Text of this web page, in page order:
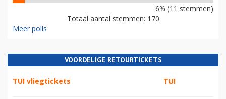
6% (11 stemmen)
Totaal aantal stemmen: 170
Meer polls
VOORDELIGE RETOURTICKETS
TUI vliegtickets TUI